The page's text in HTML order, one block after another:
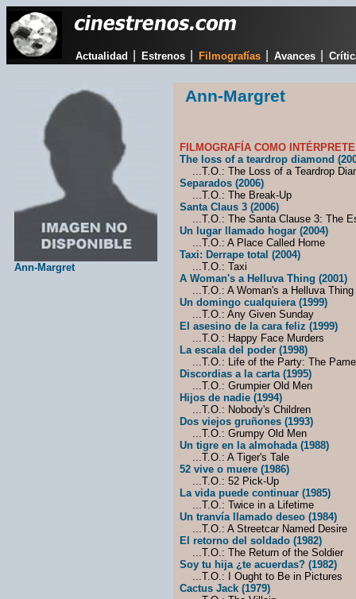
Actualidad Estrenos Filmografías Avances
Ann-Margret
Ann-Margret
FILMOGRAFÍA COMO
The loss of a teardrop diamond
...T.O.: The Loss of a Teardrop
Separados (2006)
...T.O.: The Break-Up
Santa Claus 3 (2006)
...T.O.: The Santa Clause 3: The
Un lugar llamado hogar (2004)
...T.O.: A Place Called Home
Taxi: Derrape total (2004)
...T.O.: Taxi
A Woman's a Helluva Thing (2001)
...T.O.: A Woman's a Helluva Thing
Un domingo cualquiera (1999)
...T.O.: Any Given Sunday
El asesino de la cara feliz (1999)
...T.O.: Happy Face Murders
La escala del poder (1998)
...T.O.: Life of the Party: The
Discordias a la carta (1995)
...T.O.: Grumpier Old Men
Hijos de nadie (1994)
...T.O.: Nobody's Children
Dos viejos gruñones (1993)
...T.O.: Grumpy Old Men
Un tigre en la almohada (1988)
...T.O.: A Tiger's Tale
52 vive o muere (1986)
...T.O.: 52 Pick-Up
La vida puede continuar (1985)
...T.O.: Twice in a Lifetime
Un tranvía llamado deseo (1984)
...T.O.: A Streetcar Named Desire
El retorno del soldado (1982)
...T.O.: The Return of the Soldier
Soy tu hija ¿te acuerdas? (1982)
...T.O.: I Ought to Be in Pictures
Cactus Jack (1979)